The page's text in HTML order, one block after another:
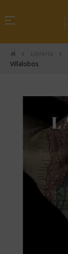
Navegación
palanca
☰
Librería
Villalobos